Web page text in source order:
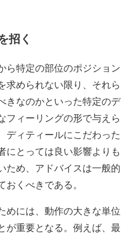
招く
ら特定の部位のポジション
求められない限り、それら
きなのかといった特定のデ
フィーリングの形で与えら
ディティールにこだわった
にとっては良い影響よりも
ため、アドバイスは一般的
くべきである。
めには、動作の大きな単位
が重要となる。例えば、最